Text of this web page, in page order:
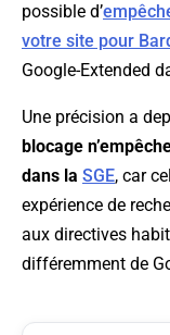
possible d’
votre site pour
Google-Extended
Une précision a
blocage
dans la SGE, car
expérience de
aux directives
différemment de